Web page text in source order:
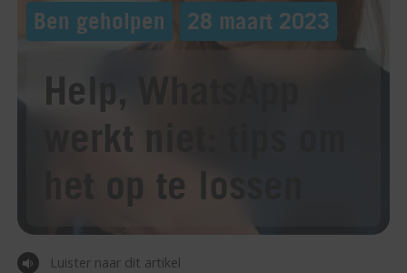
Ben geholpen 28 maart 2023
Help, WhatsApp
werkt niet: tips om
het op te lossen
Luister naar dit artikel